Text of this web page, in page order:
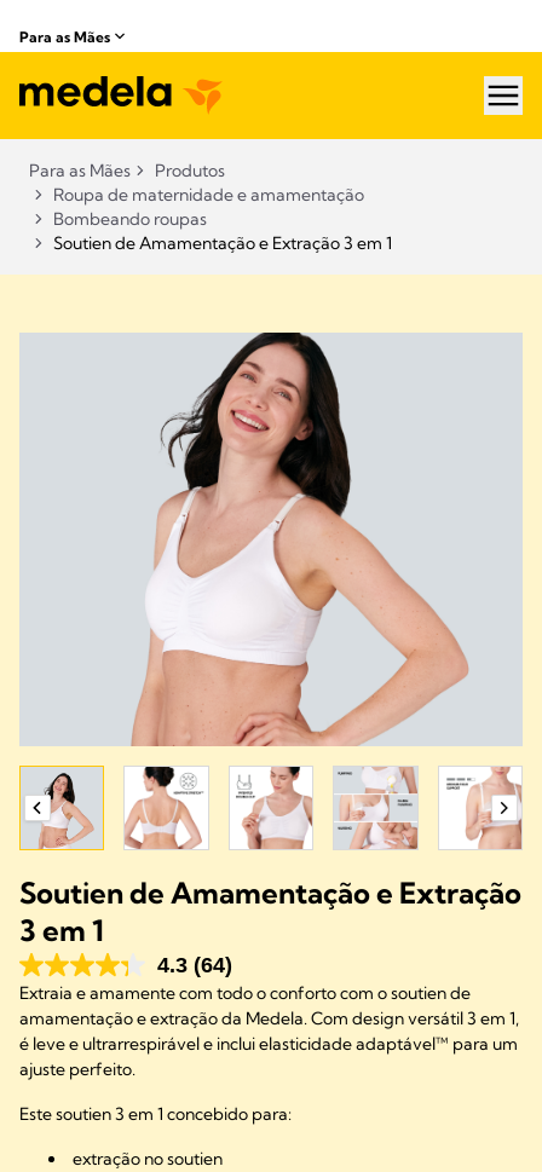
Para as Mães
Para as Mães
Produtos
Roupa de maternidade e amamentação
Bombeando roupas
Soutien de Amamentação e Extração 3 em 1
Soutien de Amamentação e Extração
3 em 1
4.3 (64)
Extraia e amamente com todo o conforto com o soutien de
amamentação e extração da Medela. Com design versátil 3 em 1,
é leve e ultrarrespirável e inclui elasticidade adaptável™ para um
ajuste perfeito.
Este soutien 3 em 1 concebido para:
extração no soutien